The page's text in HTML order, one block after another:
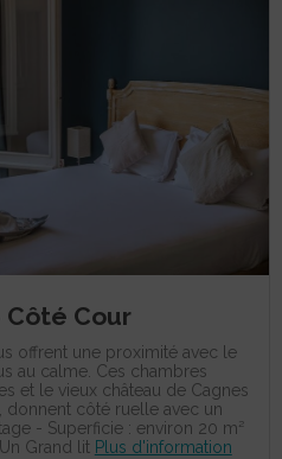
Côté Cour
offrent une proximité avec le
au calme. Ces chambres
et le vieux château de Cagnes
donnent côté ruelle avec un
- Superficie : environ 20 m²
Grand lit Plus d'information